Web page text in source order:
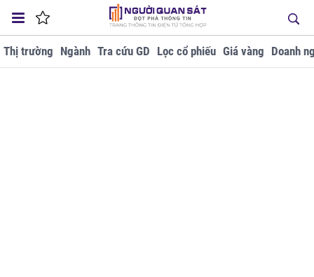
Thị trường Ngành Tra cứu GD Lọc cổ phiếu Giá vàng Doanh